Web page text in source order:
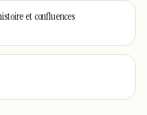
et confluences